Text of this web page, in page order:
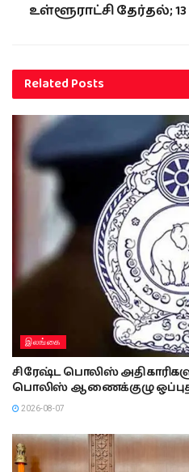
உள்ளூராட்சி தேர்தல்;
RelatedPosts
இலங்கை
சிரேஷ்ட பொலிஸ்
பொலிஸ் ஆணைக்குழு
2026-08-07